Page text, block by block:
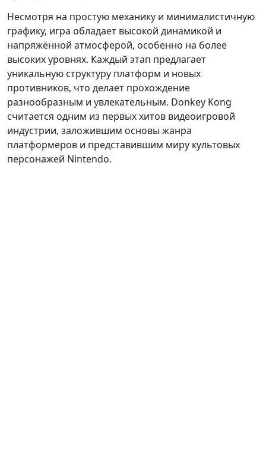
Несмотря на простую механику и минималистичную
графику, игра обладает высокой динамикой и
напряжённой атмосферой, особенно на более
высоких уровнях. Каждый этап предлагает
уникальную структуру платформ и новых
противников, что делает прохождение
разнообразным и увлекательным. Donkey Kong
считается одним из первых хитов видеоигровой
индустрии, заложившим основы жанра
платформеров и представившим миру культовых
персонажей Nintendo.